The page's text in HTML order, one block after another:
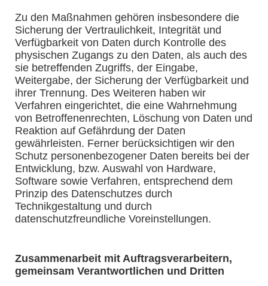
Zu den Maßnahmen gehören insbesondere die
Sicherung der Vertraulichkeit, Integrität und
Verfügbarkeit von Daten durch Kontrolle des
physischen Zugangs zu den Daten, als auch des
sie betreffenden Zugriffs, der Eingabe,
Weitergabe, der Sicherung der Verfügbarkeit und
ihrer Trennung. Des Weiteren haben wir
Verfahren eingerichtet, die eine Wahrnehmung
von Betroffenenrechten, Löschung von Daten und
Reaktion auf Gefährdung der Daten
gewährleisten. Ferner berücksichtigen wir den
Schutz personenbezogener Daten bereits bei der
Entwicklung, bzw. Auswahl von Hardware,
Software sowie Verfahren, entsprechend dem
Prinzip des Datenschutzes durch
Technikgestaltung und durch
datenschutzfreundliche Voreinstellungen.
Zusammenarbeit mit Auftragsverarbeitern,
gemeinsam Verantwortlichen und Dritten